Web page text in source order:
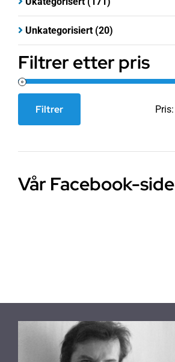
Unkategorisiert (20)
Filtrer etter pris
Makspris
Filtrer Pris:
Vår Facebook-side